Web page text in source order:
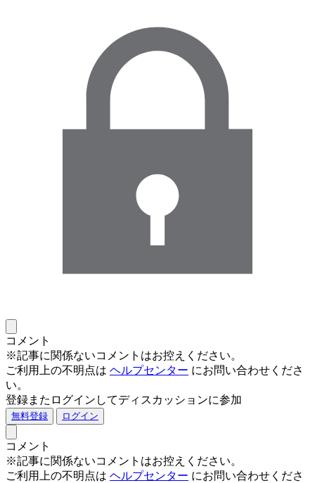
コメント
※記事に関係ないコメントはお控えください。
ご利用上の不明点は ヘルプセンター にお問い合わせくださ
い。
登録またログインしてディスカッションに参加
無料登録 ログイン
コメント
※記事に関係ないコメントはお控えください。
ご利用上の不明点は ヘルプセンター にお問い合わせくださ